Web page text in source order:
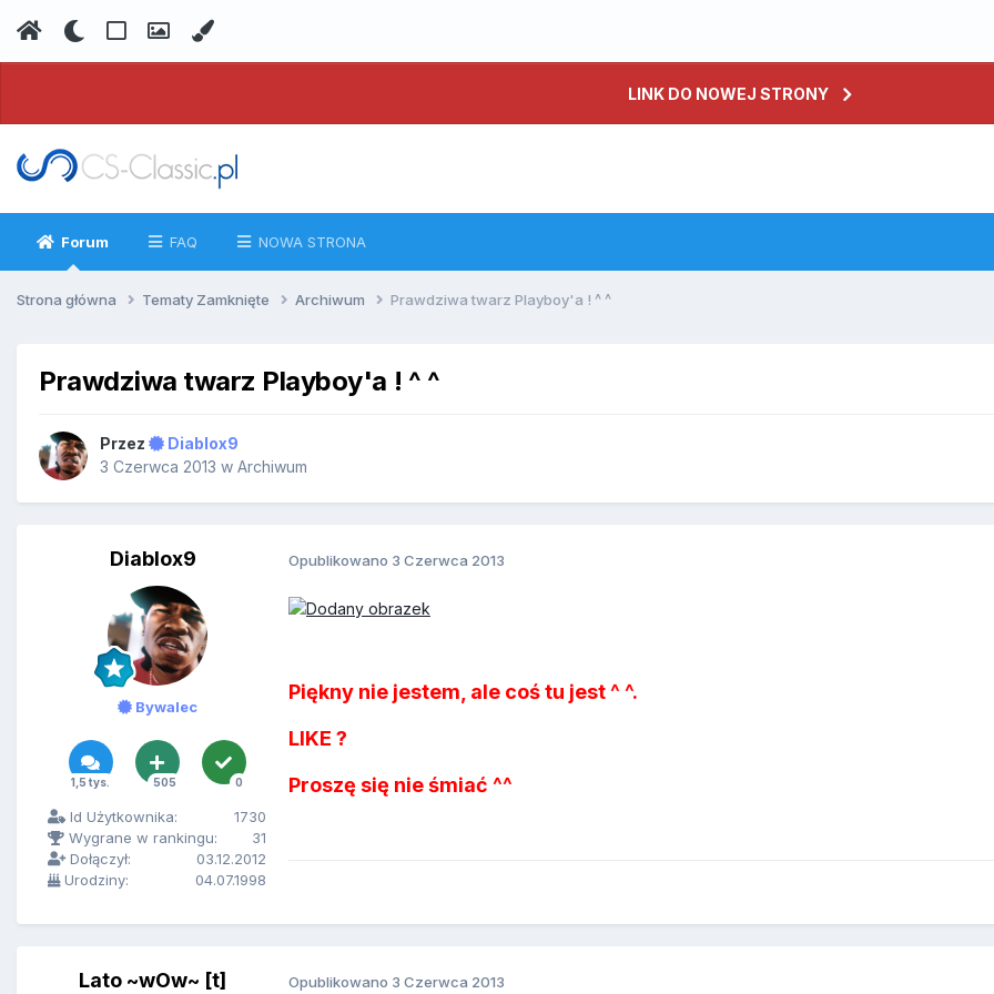
LINK DO NOWEJ STRONY
Forum FAQ NOWA STRONA
Strona główna Tematy Zamknięte Archiwum Prawdziwa twarz Playboy'a ! ^ ^
Prawdziwa twarz Playboy'a ! ^ ^
Przez
Diablox9
3 Czerwca 2013 w Archiwum
Diablox9
Bywalec
1,5 tys. 505 0
Id Użytkownika:
1730
Wygrane w rankingu:
31
Dołączył:
03.12.2012
Urodziny:
04.07.1998
Opublikowano 3 Czerwca 2013
Piękny nie jestem, ale coś tu jest ^ ^.
LIKE ?
Proszę się nie śmiać ^^
Lato ~wOw~ [t] Opublikowano 3 Czerwca 2013